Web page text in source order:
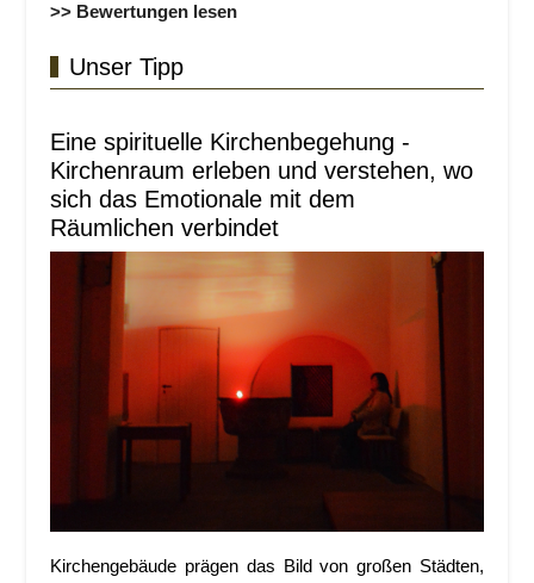
>> Bewertungen lesen
Unser Tipp
Eine spirituelle Kirchenbegehung -
Kirchenraum erleben und verstehen, wo
sich das Emotionale mit dem
Räumlichen verbindet
Kirchengebäude prägen das Bild von großen Städten,